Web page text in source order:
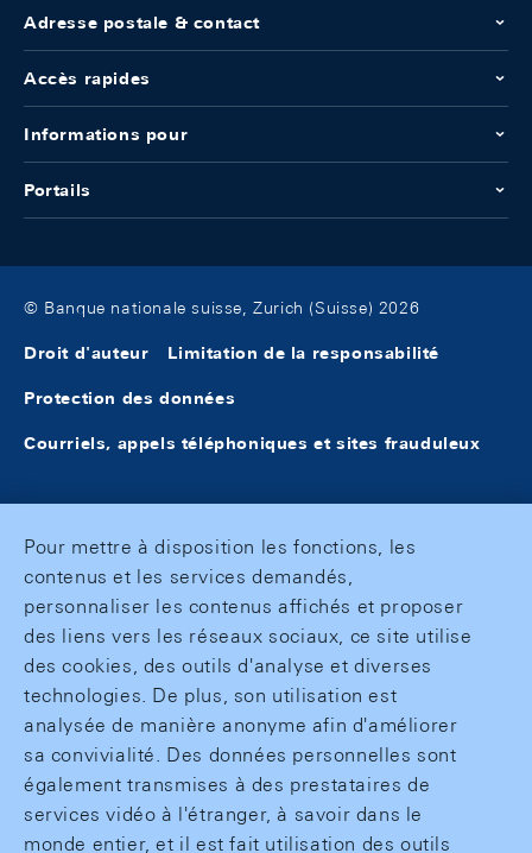
Adresse postale & contact
Accès rapides
Informations pour
Portails
© Banque nationale suisse, Zurich (Suisse) 2026
Droit d'auteur Limitation de la responsabilité
Protection des données
Courriels, appels téléphoniques et sites frauduleux
Pour mettre à disposition les fonctions, les
contenus et les services demandés,
personnaliser les contenus affichés et proposer
des liens vers les réseaux sociaux, ce site utilise
des cookies, des outils d'analyse et diverses
technologies. De plus, son utilisation est
analysée de manière anonyme afin d'améliorer
sa convivialité. Des données personnelles sont
également transmises à des prestataires de
services vidéo à l'étranger, à savoir dans le
monde entier, et il est fait utilisation des outils